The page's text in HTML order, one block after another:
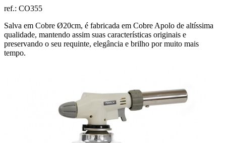
ref.: CO355
Salva em Cobre Ø20cm, é fabricada em Cobre Apolo de altíssima
qualidade, mantendo assim suas características originais e
preservando o seu requinte, elegância e brilho por muito mais
tempo.